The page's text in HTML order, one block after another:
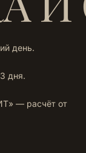
день.
дня.
— расчёт от